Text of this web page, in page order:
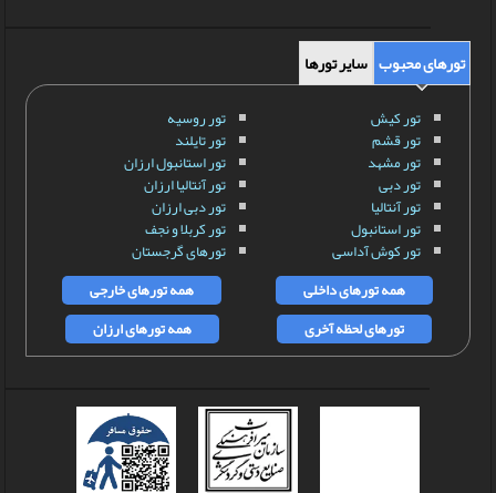
تورهای محبوب سایر تورها
تور کیش
تور قشم
تور مشهد
تور دبی
تور آنتالیا
تور استانبول
تور کوش آداسی
تور روسیه
تور تایلند
تور استانبول ارزان
تور آنتالیا ارزان
تور دبی ارزان
تور کربلا و نجف
تورهای گرجستان
همه تورهای داخلی
همه تورهای خارجی
تورهای لحظه آخری
همه تورهای ارزان